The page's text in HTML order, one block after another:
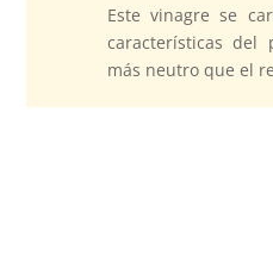
Este vinagre se
características del
más neutro que el